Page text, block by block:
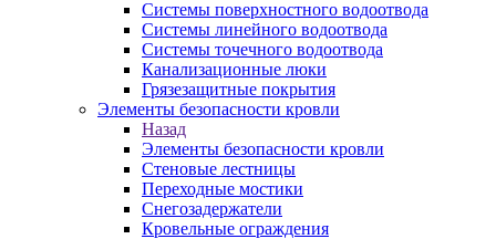
Системы поверхностного водоотвода
Системы линейного водоотвода
Системы точечного водоотвода
Канализационные люки
Грязезащитные покрытия
Элементы безопасности кровли
Назад
Элементы безопасности кровли
Стеновые лестницы
Переходные мостики
Снегозадержатели
Кровельные ограждения